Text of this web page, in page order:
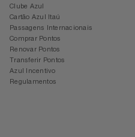
Clube Azul
Cartão Azul Itaú
Passagens Internacionais
Comprar Pontos
Renovar Pontos
Transferir Pontos
Azul Incentivo
Regulamentos